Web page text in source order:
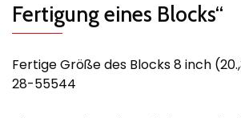
Fertigung eines Blocks“
Fertige Größe des Blocks 8 inch
28-55544